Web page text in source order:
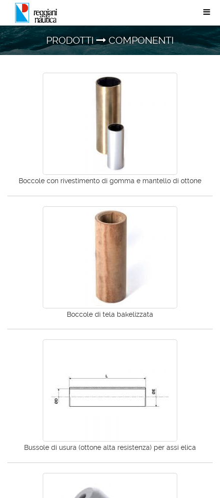
PRODOTTI COMPONENTI
Boccole con rivestimento di gomma e mantello di ottone
Boccole di tela bakelizzata
Bussole di usura (ottone alta resistenza) per assi elica